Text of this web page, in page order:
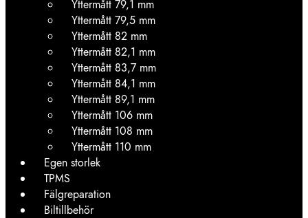
Yttermått 79,1 mm
Yttermått 79,5 mm
Yttermått 82 mm
Yttermått 82,1 mm
Yttermått 83,7 mm
Yttermått 84,1 mm
Yttermått 89,1 mm
Yttermått 106 mm
Yttermått 108 mm
Yttermått 110 mm
Egen storlek
TPMS
Fälgreparation
Biltillbehör